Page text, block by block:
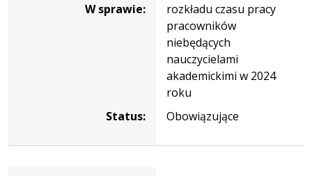
W sprawie:
rozkładu czasu pracy
pracowników
niebędących
nauczycielami
akademickimi w 2024
roku
Status:
Obowiązujące